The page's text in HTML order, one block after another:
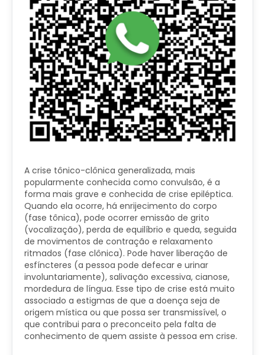
A crise tônico-clônica generalizada, mais
popularmente conhecida como convulsão, é a
forma mais grave e conhecida de crise epiléptica.
Quando ela ocorre, há enrijecimento do corpo
(fase tônica), pode ocorrer emissão de grito
(vocalização), perda de equilíbrio e queda, seguida
de movimentos de contração e relaxamento
ritmados (fase clônica). Pode haver liberação de
esfíncteres (a pessoa pode defecar e urinar
involuntariamente), salivação excessiva, cianose,
mordedura de língua. Esse tipo de crise está muito
associado a estigmas de que a doença seja de
origem mística ou que possa ser transmissível, o
que contribui para o preconceito pela falta de
conhecimento de quem assiste à pessoa em crise.